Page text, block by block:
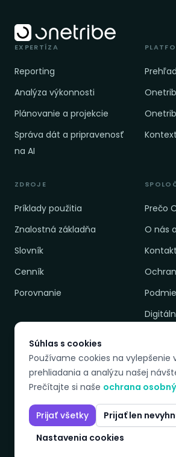
EXPERTÍZA
Reporting
Analýza výkonnosti
Plánovanie a projekcie
Správa dát a pripravenosť
na AI
Prehľad
ZDROJE
Príklady použitia
Znalostná základňa
Slovník
Cenník
Porovnanie
Prečo
O nás
Kontakt
DOSTUPNÉ JAZYKY
EN
© 2026 Onetribeadvisory. Všetky
Súhlas s cookies
Používame cookies na vylepšenie
prehliadania a analýzu našej
Prečítajte si naše ochrana
Prijať všetky
Prijať len
Nastavenia cookies